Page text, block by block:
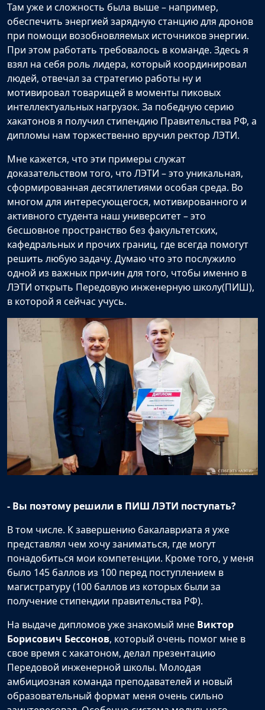
Там уже и сложность была выше – например,
обеспечить энергией зарядную станцию для дронов
при помощи возобновляемых источников энергии.
При этом работать требовалось в команде. Здесь я
взял на себя роль лидера, который координировал
людей, отвечал за стратегию работы ну и
мотивировал товарищей в моменты пиковых
интеллектуальных нагрузок. За победную серию
хакатонов я получил стипендию Правительства РФ, а
дипломы нам торжественно вручил ректор ЛЭТИ.
Мне кажется, что эти примеры служат
доказательством того, что ЛЭТИ – это уникальная,
сформированная десятилетиями особая среда. Во
многом для интересующегося, мотивированного и
активного студента наш университет – это
бесшовное пространство без факультетских,
кафедральных и прочих границ, где всегда помогут
решить любую задачу. Думаю что это послужило
одной из важных причин для того, чтобы именно в
ЛЭТИ открыть Передовую инженерную школу(ПИШ),
в которой я сейчас учусь.
- Вы поэтому решили в ПИШ ЛЭТИ поступать?
В том числе. К завершению бакалавриата я уже
представлял чем хочу заниматься, где могут
понадобиться мои компетенции. Кроме того, у меня
было 145 баллов из 100 перед поступлением в
магистратуру (100 баллов из которых были за
получение стипендии правительства РФ).
На выдаче дипломов уже знакомый мне Виктор
Борисович Бессонов, который очень помог мне в
свое время с хакатоном, делал презентацию
Передовой инженерной школы. Молодая
амбициозная команда преподавателей и новый
образовательный формат меня очень сильно